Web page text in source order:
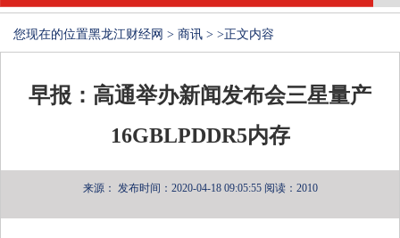
您现在的位置黑龙江财经网 > 商讯 > >正文内容
早报：高通举办新闻发布会三星量产
16GBLPDDR5内存
来源： 发布时间：2020-04-18 09:05:55 阅读：2010